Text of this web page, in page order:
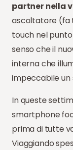
partner nella
ascoltatore (fa
touch nel
senso che il
interna che
impeccabile un
In queste
smartphone
prima di tutte
Viaggiando